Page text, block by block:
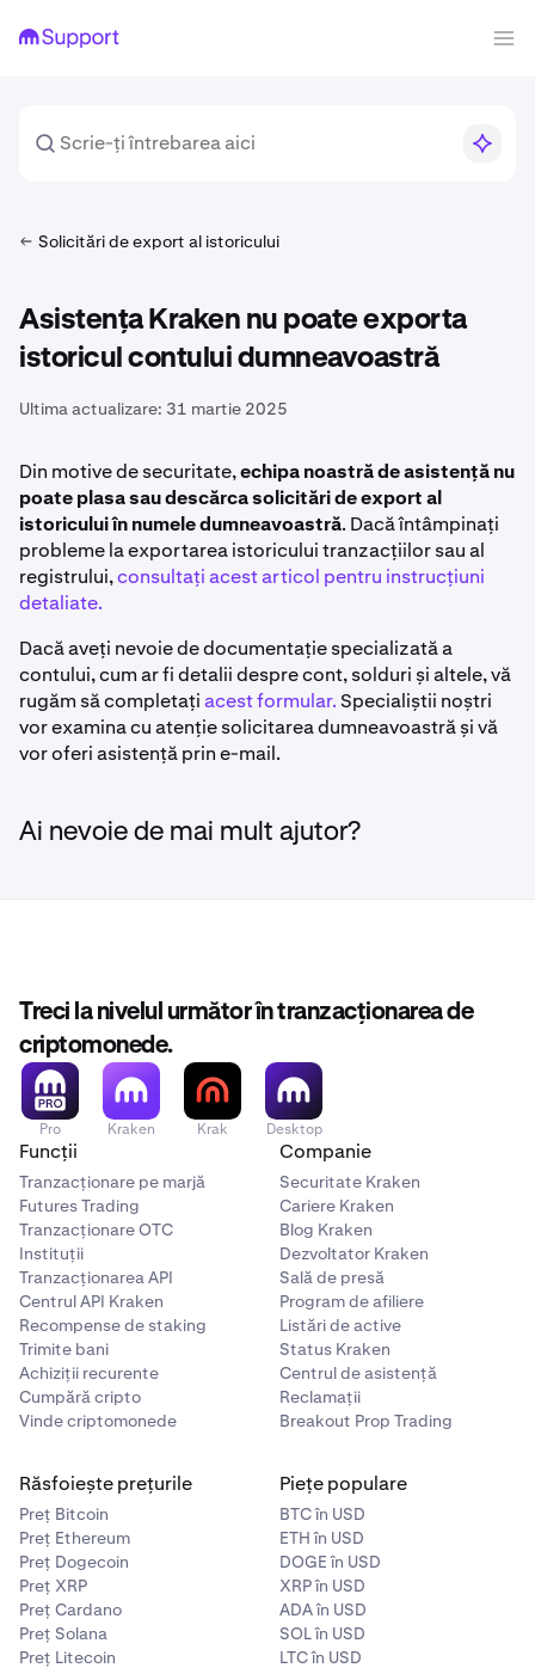
Solicitări de export al istoricului
Asistența Kraken nu poate exporta
istoricul contului dumneavoastră
Ultima actualizare: 31 martie 2025
Din motive de securitate,echipa noastră de asistență nu
poate plasa sau descărca solicitări de export al
istoricului în numele dumneavoastră. Dacă întâmpinați
probleme la exportarea istoricului tranzacțiilor sau al
registrului,consultați acest articol pentru instrucțiuni
detaliate.
Dacă aveți nevoie de documentație specializată a
contului, cum ar fi detalii despre cont, solduri și altele, vă
rugăm să completațiacest formular.Specialiștii noștri
vor examina cu atenție solicitarea dumneavoastră și vă
vor oferi asistență prin e-mail.
Ai nevoie de mai mult ajutor?
Treci la nivelul următor în tranzacționarea de
criptomonede.
Pro Kraken Krak Desktop
Funcții
Tranzacționare pe marjă
Futures Trading
Tranzacționare OTC
Instituții
Tranzacționarea API
Centrul API Kraken
Recompense de staking
Trimite bani
Achiziții recurente
Cumpără cripto
Vinde criptomonede
Companie
Securitate Kraken
Cariere Kraken
Blog Kraken
Dezvoltator Kraken
Sală de presă
Program de afiliere
Listări de active
Status Kraken
Centrul de asistență
Reclamații
Breakout Prop Trading
Răsfoiește prețurile
Preț Bitcoin
Preț Ethereum
Preț Dogecoin
Preț XRP
Preț Cardano
Preț Solana
Preț Litecoin
Piețe populare
BTC în USD
ETH în USD
DOGE în USD
XRP în USD
ADA în USD
SOL în USD
LTC în USD